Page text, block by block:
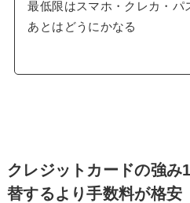
最低限はスマホ・クレカ・パ
あとはどうにかなる
クレジットカードの強み
替するより手数料が格安